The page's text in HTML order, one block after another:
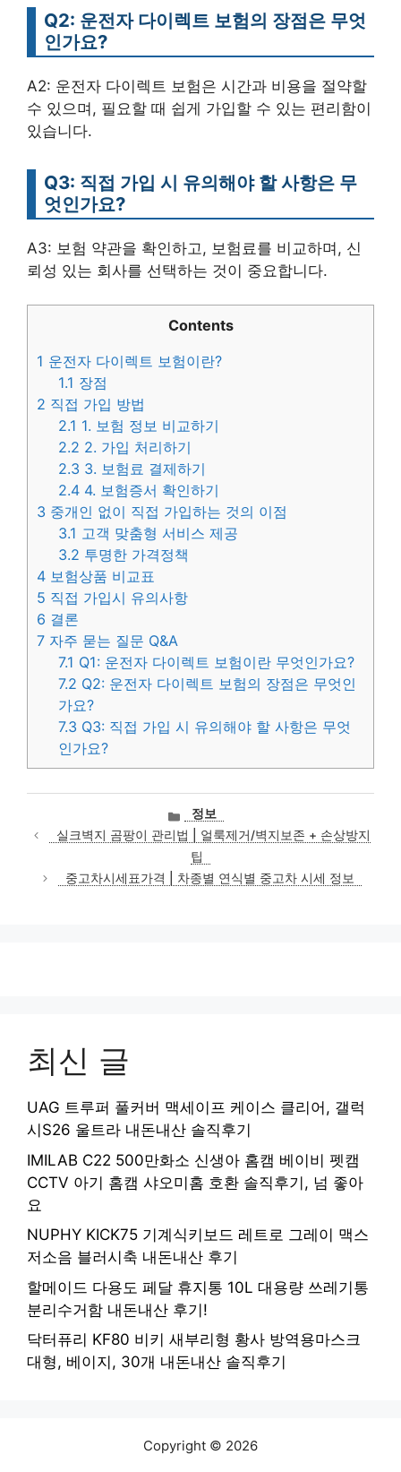
Q2: 운전자 다이렉트 보험의 장점은 무엇
인가요?
A2: 운전자 다이렉트 보험은 시간과 비용을 절약할
수 있으며, 필요할 때 쉽게 가입할 수 있는 편리함이
있습니다.
Q3: 직접 가입 시 유의해야 할 사항은 무
엇인가요?
A3: 보험 약관을 확인하고, 보험료를 비교하며, 신
뢰성 있는 회사를 선택하는 것이 중요합니다.
Contents
1 운전자 다이렉트 보험이란?
1.1 장점
2 직접 가입 방법
2.1 1. 보험 정보 비교하기
2.2 2. 가입 처리하기
2.3 3. 보험료 결제하기
2.4 4. 보험증서 확인하기
3 중개인 없이 직접 가입하는 것의 이점
3.1 고객 맞춤형 서비스 제공
3.2 투명한 가격정책
4 보험상품 비교표
5 직접 가입시 유의사항
6 결론
7 자주 묻는 질문 Q&A
7.1 Q1: 운전자 다이렉트 보험이란 무엇인가요?
7.2 Q2: 운전자 다이렉트 보험의 장점은 무엇인
가요?
7.3 Q3: 직접 가입 시 유의해야 할 사항은 무엇
인가요?
카
테
고
리
정보
실크벽지 곰팡이 관리법 | 얼룩제거/벽지보존 + 손상방지
팁
중고차시세표가격 | 차종별 연식별 중고차 시세 정보
최신 글
UAG 트루퍼 풀커버 맥세이프 케이스 클리어, 갤럭
시S26 울트라 내돈내산 솔직후기
IMILAB C22 500만화소 신생아 홈캠 베이비 펫캠
CCTV 아기 홈캠 샤오미홈 호환 솔직후기, 넘 좋아
요
NUPHY KICK75 기계식키보드 레트로 그레이 맥스
저소음 블러시축 내돈내산 후기
할메이드 다용도 페달 휴지통 10L 대용량 쓰레기통
분리수거함 내돈내산 후기!
닥터퓨리 KF80 비키 새부리형 황사 방역용마스크
대형, 베이지, 30개 내돈내산 솔직후기
Copyright © 2026